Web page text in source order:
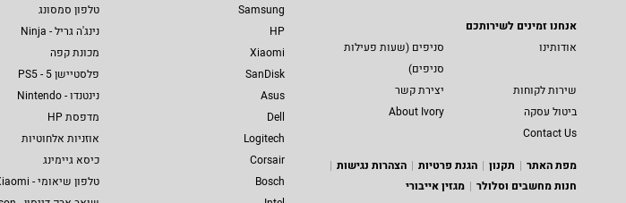
אנחנו זמינים לשירותכם
אודותינו
סניפים (שעות פעילות
סניפים)
שירות לקוחות
יצירת קשר
ביטול עסקה
About Ivory
Contact Us
מפת האתר
תקנון הגנת פרטיות
הצהרות נגישות
חנות מחשבים וסלולר
מגזין אייבורי
Samsung
HP
Xiaomi
SanDisk
Asus
Dell
Logitech
Corsair
Bosch
טלפון סמסונג
נינג'ה גריל - Ninja
מכונת קפה
פלסטיישן 5 - PS5
נינטנדו - Nintendo
מדפסת HP
אוזניות אלחוטיות
כיסא גיימינג
טלפון שיאומי - Xiaomi